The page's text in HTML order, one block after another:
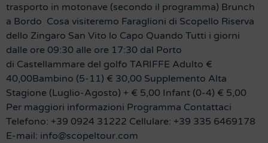
trasporto in motonave (secondo il programma) Brunch
a Bordo Cosa visiteremo Faraglioni di Scopello Riserva
dello Zingaro San Vito lo Capo Quando Tutti i giorni
dalle ore 09:30 alle ore 17:30 dal Porto
di Castellammare del golfo TARIFFE Adulto €
40,00Bambino (5-11) € 30,00 Supplemento Alta
Stagione (Luglio-Agosto) + € 5,00 Infant (0-4) € 5,00
Per maggiori informazioni Programma Contattaci
Telefono: +39 0924 31222 Cellulare: +39 335 6469178
E-mail: info@scopeltour.com